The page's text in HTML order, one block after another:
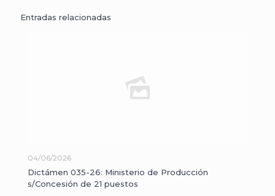
Entradas relacionadas
04/06/2026
Dictámen 035-26: Ministerio de Producción
s/Concesión de 21 puestos